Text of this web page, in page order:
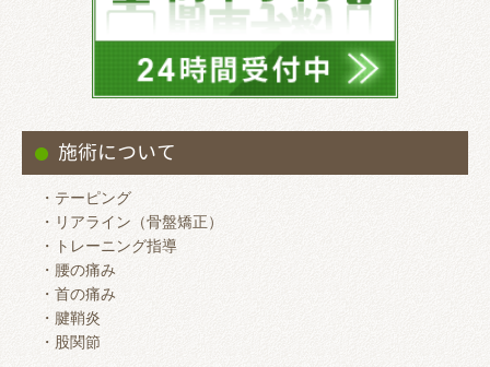
施術について
・テーピング
・リアライン（骨盤矯正）
・トレーニング指導
・腰の痛み
・首の痛み
・腱鞘炎
・股関節